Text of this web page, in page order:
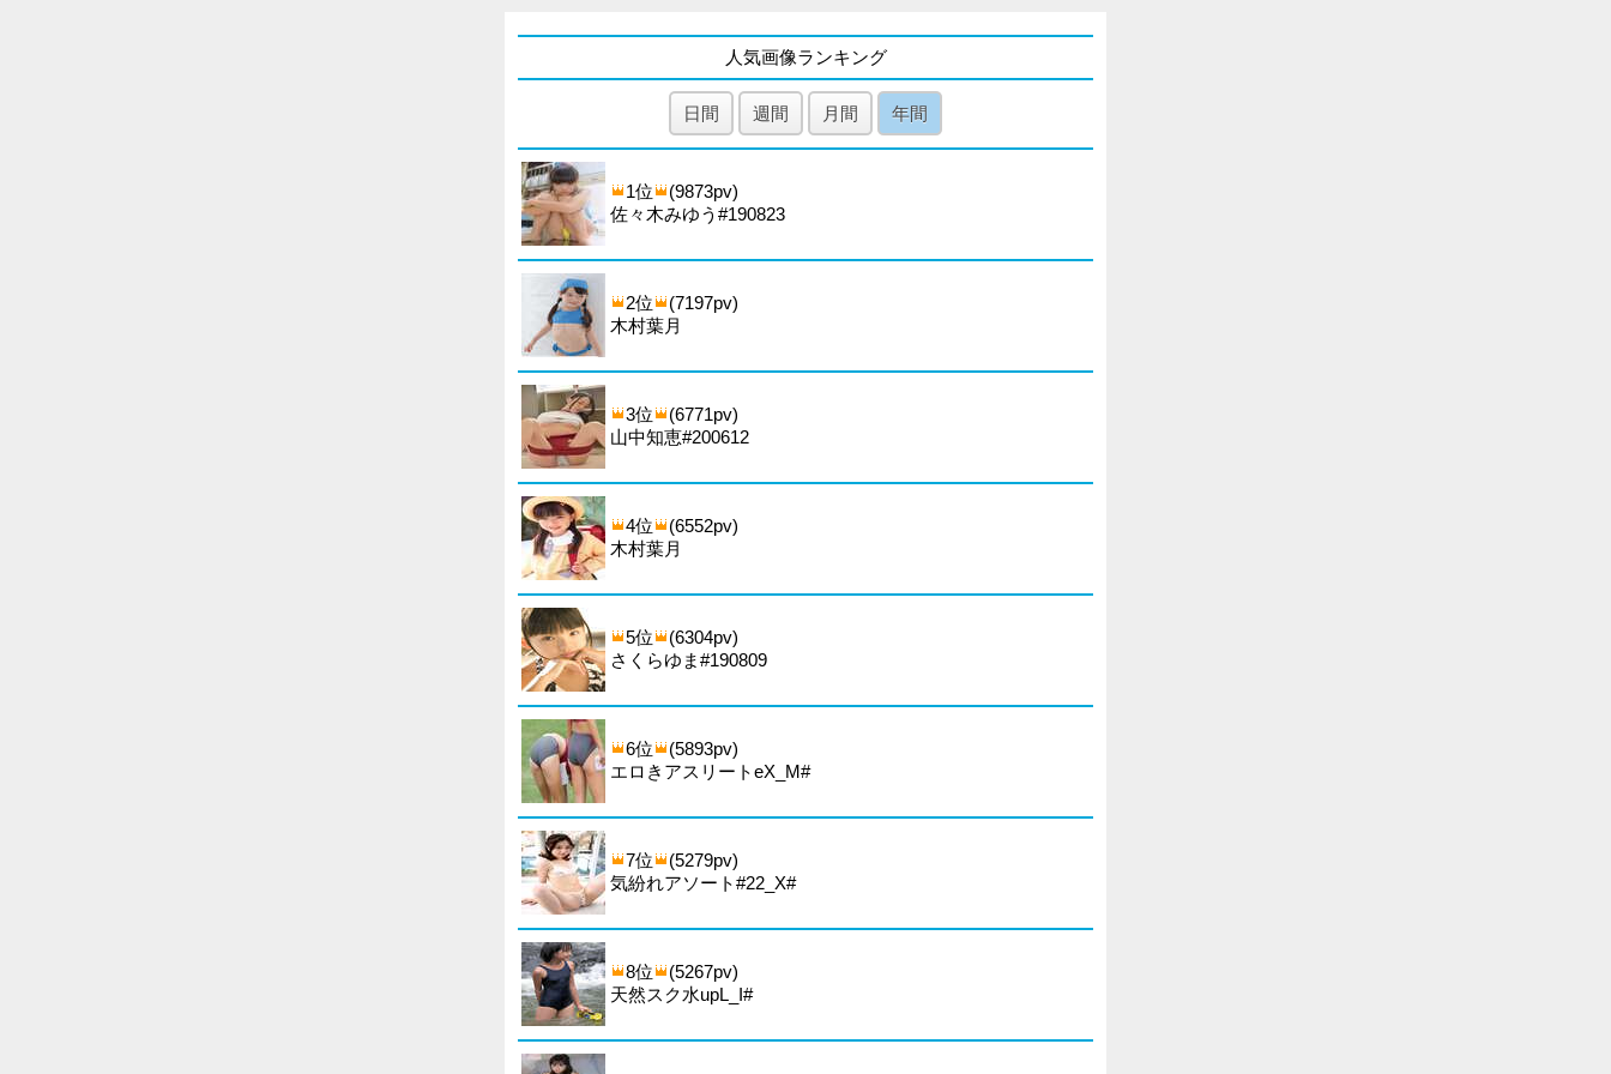
人気画像ランキング
日間 週間 月間 年間
1位
(9873pv)
佐々木みゆう#190823
2位
(7197pv)
木村葉月
3位
(6771pv)
山中知恵#200612
4位
(6552pv)
木村葉月
5位
(6304pv)
さくらゆま#190809
6位
(5893pv)
エロきアスリートeX_M#
7位
(5279pv)
気紛れアソート#22_X#
8位
(5267pv)
天然スク水upL_I#